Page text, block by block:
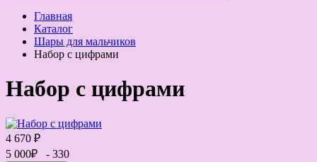
Главная
Каталог
Шары для мальчиков
Набор с цифрами
Набор с цифрами
4 670 ₽
5 000₽ - 330